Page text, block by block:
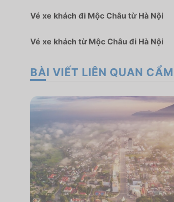
Vé xe khách đi Mộc Châu từ Hà Nội
Vé xe khách từ Mộc Châu đi Hà Nội
BÀI VIẾT LIÊN QUAN